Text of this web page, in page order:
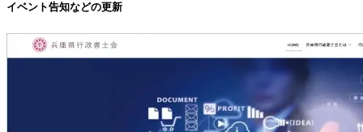
イベント告知などの更新